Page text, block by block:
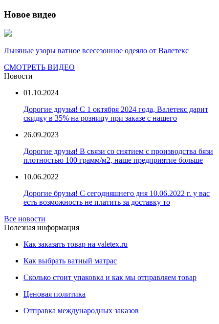
Новое видео
Льняные узоры ватное всесезонное одеяло от Валетекс
СМОТРЕТЬ ВИДЕО
Новости
01.10.2024
Дорогие друзья! С 1 октября 2024 года, Валетекс дарит
скидку в 35% на розницу при заказе с нашего
26.09.2023
Дорогие друзья! В связи со снятием с производства бязи
плотностью 100 грамм/м2, наше предприятие больше
10.06.2022
Дорогие брузья! С сегодняшнего дня 10.06.2022 г. у вас
есть возможность не платить за доставку то
Все новости
Полезная информация
Как заказать товар на valetex.ru
Как выбрать ватный матрас
Сколько стоит упаковка и как мы отправляем товар
Ценовая политика
Отправка международных заказов